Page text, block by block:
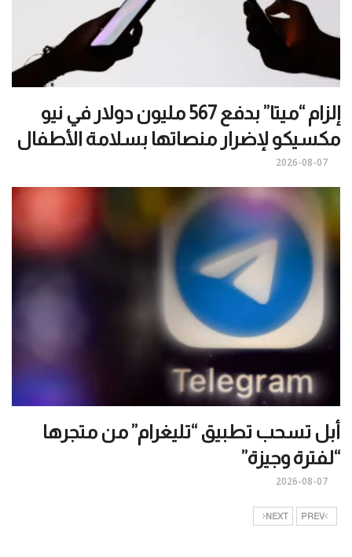
إلزام “ميتا” بدفع 567 مليون دولار في نيو
مكسيكو لإضرار منصاتها بسلامة الأطفال
2026-08-07
أبل تسحب تطبيق “تليغرام” من متجرها
“لفترة وجيزة”
2026-08-07
PREV
NEXT